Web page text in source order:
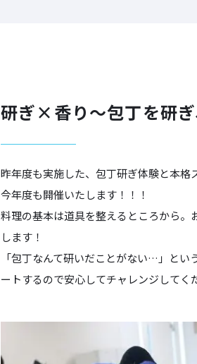
研ぎ×香り～包丁を研
昨年度も実施した、包丁研ぎ体験と本格
今年度も開催いたします！！！
料理の基本は道具を整えるところから
します！
「包丁なんて研いだことがない…」と
ートするので安心してチャレンジしてく